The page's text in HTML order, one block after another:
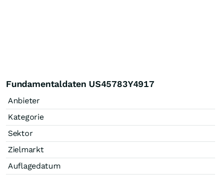
Fundamentaldaten US45783Y4917
Anbieter
Kategorie
Sektor
Zielmarkt
Auflagedatum